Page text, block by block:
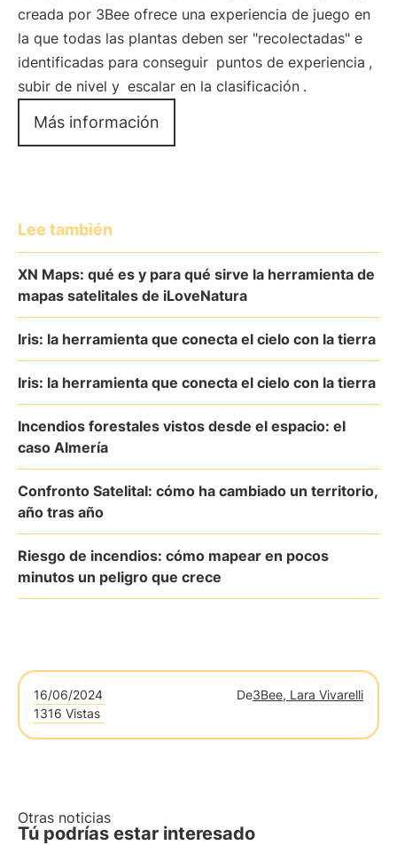
creada por 3Bee ofrece una experiencia de juego en
la que todas las plantas deben ser "recolectadas" e
identificadas para conseguir puntos de experiencia ,
subir de nivel y escalar en la clasificación .
Más información
Lee también
XN Maps: qué es y para qué sirve la herramienta de
mapas satelitales de iLoveNatura
Iris: la herramienta que conecta el cielo con la tierra
Iris: la herramienta que conecta el cielo con la tierra
Incendios forestales vistos desde el espacio: el
caso Almería
Confronto Satelital: cómo ha cambiado un territorio,
año tras año
Riesgo de incendios: cómo mapear en pocos
minutos un peligro que crece
16/06/2024 De3Bee, Lara Vivarelli
1316 Vistas
Otras noticias
Tú podrías estar interesado